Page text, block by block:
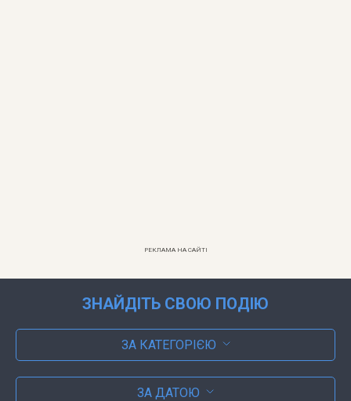
РЕКЛАМА НА САЙТІ
ЗНАЙДІТЬ СВОЮ ПОДІЮ
ЗА КАТЕГОРІЄЮ
ЗА ДАТОЮ